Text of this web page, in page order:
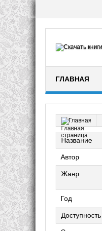
ГЛАВНАЯ
Главная
Название
Автор
Жанр
Год
Доступность